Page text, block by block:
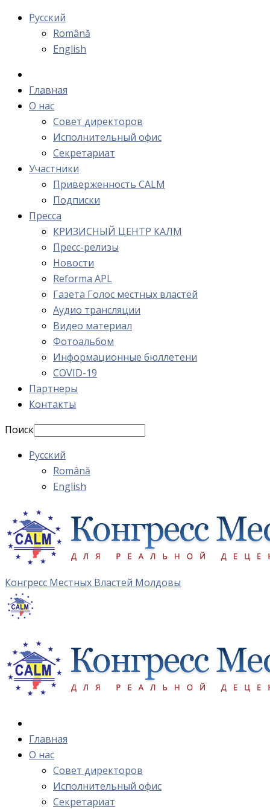
Русский
Română
English
Главная
О нас
Cовет директоров
Исполнительный офис
Cекретариат
Участники
Приверженность CALM
Подписки
Пресса
КРИЗИСНЫЙ ЦЕНТР КАЛМ
Пресс-релизы
Новости
Reforma APL
Газета Голос местных властей
Аудио трансляции
Видео материал
Фотоальбом
Информационные бюллетени
COVID-19
Партнеры
Контакты
Поиск
Русский
Română
English
Конгресс Местных Властей Молдовы
Главная
О нас
Cовет директоров
Исполнительный офис
Cекретариат